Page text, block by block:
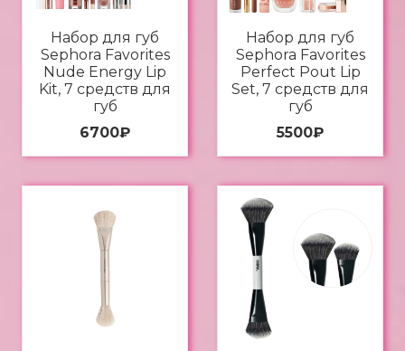
Набор для губ
Sephora Favorites
Nude Energy Lip
Kit, 7 средств для
губ
6700₽
Набор для губ
Sephora Favorites
Perfect Pout Lip
Set, 7 средств для
губ
5500₽